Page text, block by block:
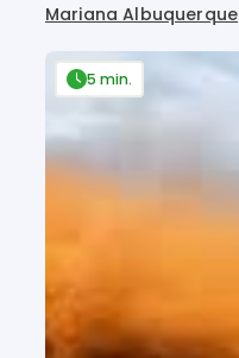
Mariana Albuquerque
5 min.